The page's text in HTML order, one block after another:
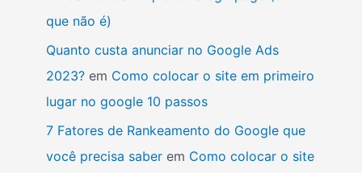
que não é)
Quanto custa anunciar no Google Ads
2023?em Como colocar o site em primeiro
lugar no google 10 passos
7 Fatores de Rankeamento do Google que
você precisa saberem Como colocar o site